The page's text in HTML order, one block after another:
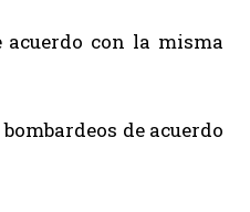
con la misma
de acuerdo